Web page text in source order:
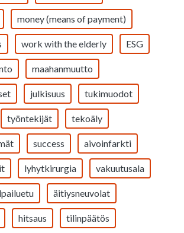
money (means of payment)
work with the elderly ESG
maahanmuutto
julkisuus tukimuodot
työntekijät tekoäly
success aivoinfarkti
lyhytkirurgia vakuutusala
äitiysneuvolat
hitsaus tilinpäätös